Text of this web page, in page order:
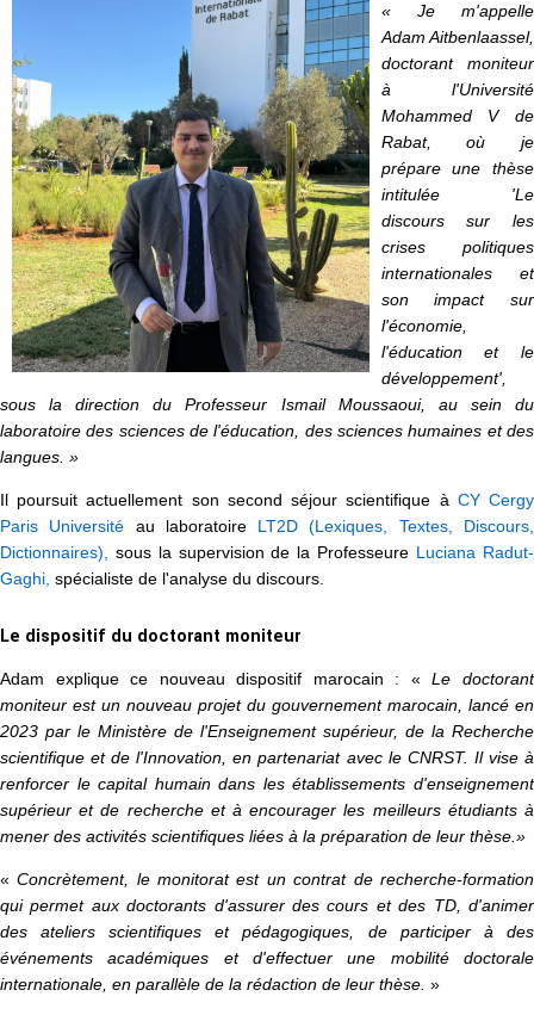
« Je m'appelle
Adam Aitbenlaassel,
doctorant moniteur
à l'Université
Mohammed V de
Rabat, où je
prépare une thèse
intitulée 'Le
discours sur les
crises politiques
internationales et
son impact sur
l'économie,
l'éducation et le
développement',
sous la direction du Professeur Ismail Moussaoui, au sein du
laboratoire des sciences de l'éducation, des sciences humaines et des
langues. »
Il poursuit actuellement son second séjour scientifique à CY Cergy
Paris Université au laboratoire LT2D (Lexiques, Textes, Discours,
Dictionnaires),
sous la supervision de la Professeure Luciana Radut-
Gaghi, spécialiste de l'analyse du discours.
Le dispositif du doctorant moniteur
Adam explique ce nouveau dispositif marocain : «Le doctorant
moniteur est un nouveau projet du gouvernement marocain, lancé en
2023 par le Ministère de l'Enseignement supérieur, de la Recherche
scientifique et de l'Innovation, en partenariat avec le CNRST. Il vise à
renforcer le capital humain dans les établissements d'enseignement
supérieur et de recherche et à encourager les meilleurs étudiants à
mener des activités scientifiques liées à la préparation de leur thèse.»
«Concrètement, le monitorat est un contrat de recherche-formation
qui permet aux doctorants d'assurer des cours et des TD, d'animer
des ateliers scientifiques et pédagogiques, de participer à des
événements académiques et d'effectuer une mobilité doctorale
internationale, en parallèle de la rédaction de leur thèse. »